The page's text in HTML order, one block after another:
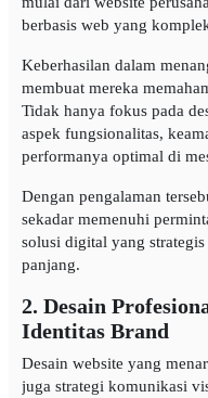
berbasis web yang
Keberhasilan dalam
membuat mereka
Tidak hanya fokus pada
aspek fungsionalitas,
performanya optimal di
Dengan pengalaman
sekadar memenuhi
solusi digital yang
panjang.
2. Desain
Identitas Brand
Desain website yang
juga strategi komunikasi